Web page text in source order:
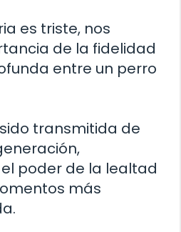
es triste, nos
de la fidelidad
entre un perro
transmitida de
poder de la lealtad
más